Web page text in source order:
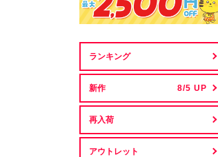
ランキング
新作
再入荷
アウトレット